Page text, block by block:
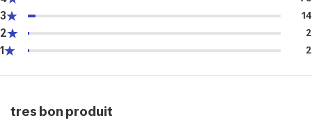
3 14
2 2
1 2
tres bon produit